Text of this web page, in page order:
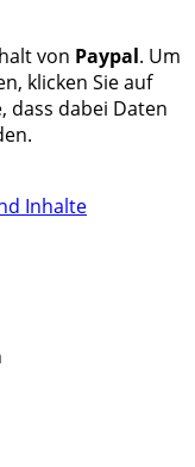
von Paypal. Um
klicken Sie auf
dass dabei Daten
Inhalte